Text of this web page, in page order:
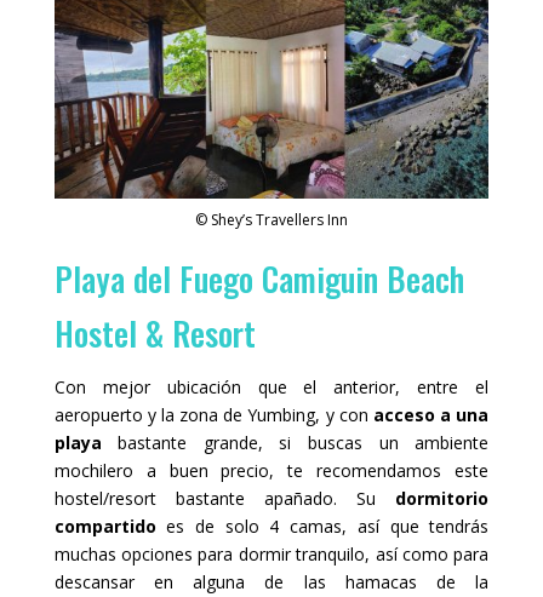
© Shey’s Travellers Inn
Playa del Fuego Camiguin Beach
Hostel & Resort
Con mejor ubicación que el anterior, entre el
aeropuerto y la zona de Yumbing, y con acceso a una
playa bastante grande, si buscas un ambiente
mochilero a buen precio, te recomendamos este
hostel/resort bastante apañado. Su dormitorio
compartido es de solo 4 camas, así que tendrás
muchas opciones para dormir tranquilo, así como para
descansar en alguna de las hamacas de la